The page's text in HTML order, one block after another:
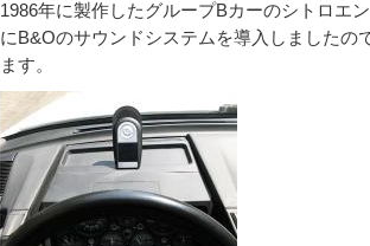
1986年に製作したグループBカーのシトロエ
にB&Oのサウンドシステムを導入しましたの
ます。